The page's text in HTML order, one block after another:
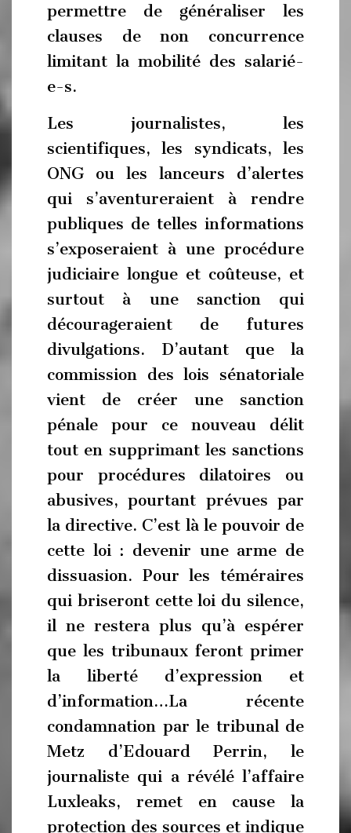
permettre de généraliser les
clauses de non concurrence
limitant la mobilité des salarié-
e-s.
Les journalistes, les
scientifiques, les syndicats, les
ONG ou les lanceurs d’alertes
qui s’aventureraient à rendre
publiques de telles informations
s’exposeraient à une procédure
judiciaire longue et coûteuse, et
surtout à une sanction qui
décourageraient de futures
divulgations. D’autant que la
commission des lois sénatoriale
vient de créer une sanction
pénale pour ce nouveau délit
tout en supprimant les sanctions
pour procédures dilatoires ou
abusives, pourtant prévues par
la directive. C’est là le pouvoir de
cette loi : devenir une arme de
dissuasion. Pour les téméraires
qui briseront cette loi du silence,
il ne restera plus qu’à espérer
que les tribunaux feront primer
la liberté d’expression et
d’information…La récente
condamnation par le tribunal de
Metz d’Edouard Perrin, le
journaliste qui a révélé l’affaire
Luxleaks, remet en cause la
protection des sources et indique